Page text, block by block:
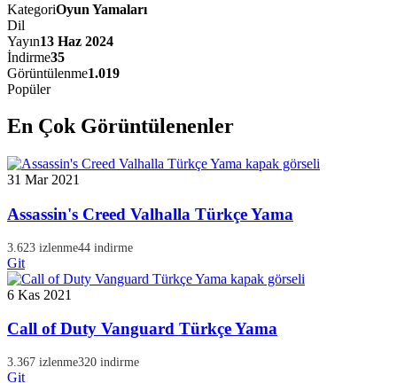
KategoriOyun Yamaları
Dil
Yayın13 Haz 2024
İndirme35
Görüntülenme1.019
Popüler
En Çok Görüntülenenler
31 Mar 2021
Assassin's Creed Valhalla Türkçe Yama
3.623 izlenme44 indirme
Git
6 Kas 2021
Call of Duty Vanguard Türkçe Yama
3.367 izlenme320 indirme
Git